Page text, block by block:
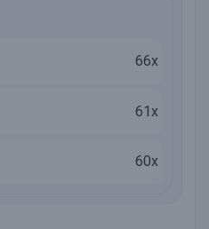
66x
61x
60x